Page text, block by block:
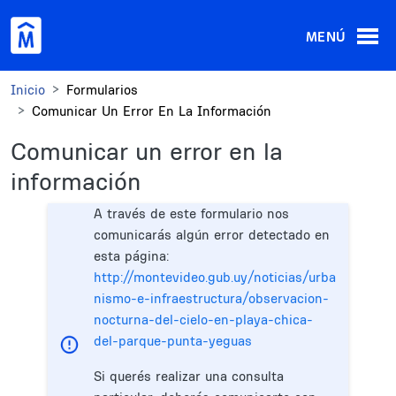
MENÚ
Inicio
Formularios
Comunicar Un Error En La Información
Comunicar un error en la
información
A través de este formulario nos
comunicarás algún error detectado en
esta página:
http://montevideo.gub.uy/noticias/urba
nismo-e-infraestructura/observacion-
nocturna-del-cielo-en-playa-chica-
del-parque-punta-yeguas
Si querés realizar una consulta